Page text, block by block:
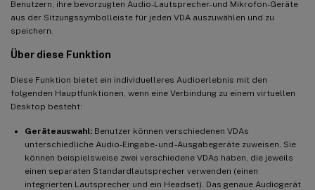
Benutzern, ihre bevorzugten Audio-Lautsprecher- und Mikrofon-Geräte
aus der Sitzungssymbolleiste für jeden VDA auszuwählen und zu
speichern.
Über diese Funktion
Diese Funktion bietet ein individuelleres Audioerlebnis mit den
folgenden Hauptfunktionen, wenn eine Verbindung zu einem virtuellen
Desktop besteht:
Geräteauswahl: Benutzer können verschiedenen VDAs
unterschiedliche Audio-Eingabe- und -Ausgabegeräte zuweisen. Sie
können beispielsweise zwei verschiedene VDAs haben, die jeweils
einen separaten Standardlautsprecher verwenden (einen
integrierten Lautsprecher und ein Headset). Das genaue Audiogerät